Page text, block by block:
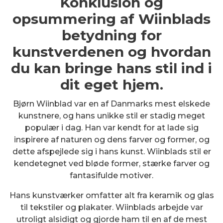
opsummering af Wiinblads
betydning for
kunstverdenen og hvordan
du kan bringe hans stil ind i
dit eget hjem.
Bjørn Wiinblad var en af Danmarks mest elskede
kunstnere, og hans unikke stil er stadig meget
populær i dag. Han var kendt for at lade sig
inspirere af naturen og dens farver og former, og
dette afspejlede sig i hans kunst. Wiinblads stil er
kendetegnet ved bløde former, stærke farver og
fantasifulde motiver.
Hans kunstværker omfatter alt fra keramik og glas
til tekstiler og plakater. Wiinblads arbejde var
utroligt alsidigt og gjorde ham til en af de mest